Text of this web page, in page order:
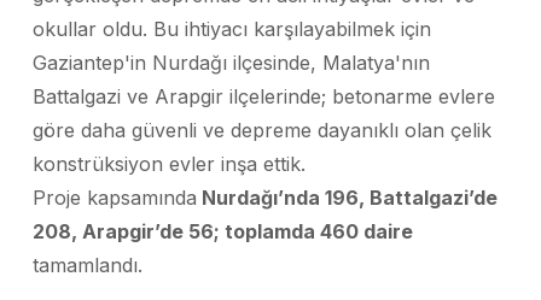
okullar oldu. Bu ihtiyacı karşılayabilmek için
Gaziantep'in Nurdağı ilçesinde, Malatya'nın
Battalgazi ve Arapgir ilçelerinde; betonarme evlere
göre daha güvenli ve depreme dayanıklı olan çelik
konstrüksiyon evler inşa ettik.
Proje kapsamında Nurdağı’nda 196, Battalgazi’de
208, Arapgir’de 56; toplamda 460 daire
tamamlandı.